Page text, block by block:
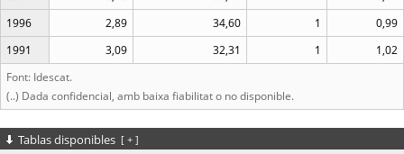
1996
2,89 34,60 1
0,99
1991
3,09 32,31 1
1,02
Font: Idescat.
(..) Dada confidencial, amb baixa fiabilitat o no disponible.
Tablas disponibles [ + ]